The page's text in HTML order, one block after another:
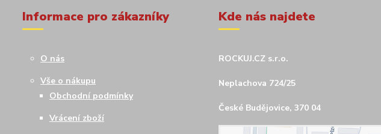
Informace pro zákazníky
O nás
Vše o nákupu
Obchodní podmínky
Vrácení zboží
Kde nás najdete
ROCKUJ.CZ s.r.o.
Neplachova 724/25
České Budějovice, 370 04